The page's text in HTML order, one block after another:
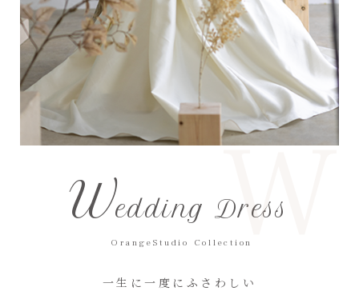
W
Wedding Dress
OrangeStudio Collection
一生に一度にふさわしい